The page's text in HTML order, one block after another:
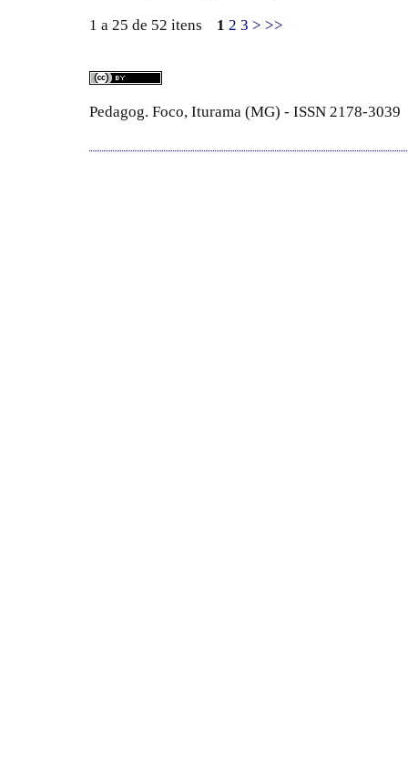
1 a 25 de 52 itens 1 2 3 > >>
Pedagog. Foco, Iturama (MG) - ISSN 2178-3039